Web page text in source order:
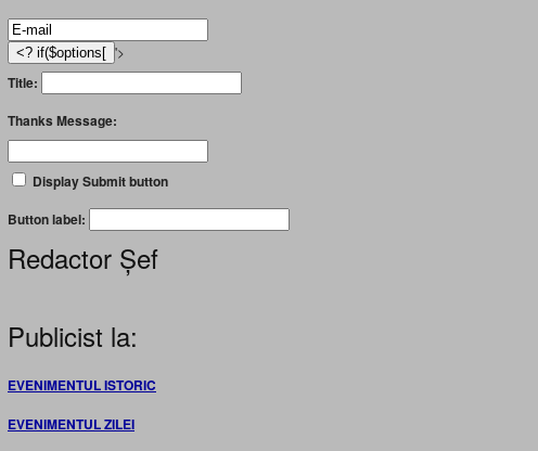
'>
Title:
Thanks Message:
Display Submit button
Button label:
Redactor Șef
Publicist la:
EVENIMENTUL ISTORIC
EVENIMENTUL ZILEI